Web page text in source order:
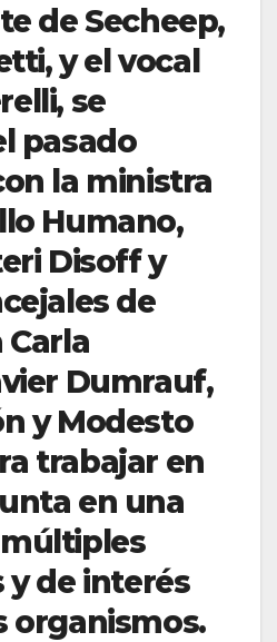
de Secheep,
y el vocal
se
pasado
la ministra
Humano,
Disoff y
de
Carla
Dumrauf,
y Modesto
trabajar en
en una
y de interés
organismos.